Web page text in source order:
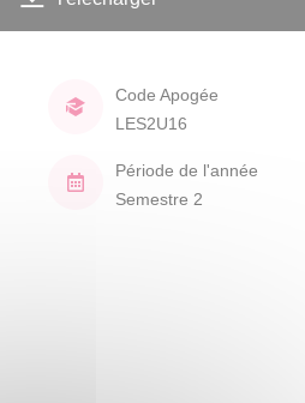
Code Apogée
LES2U16
Période de l'année
Semestre 2